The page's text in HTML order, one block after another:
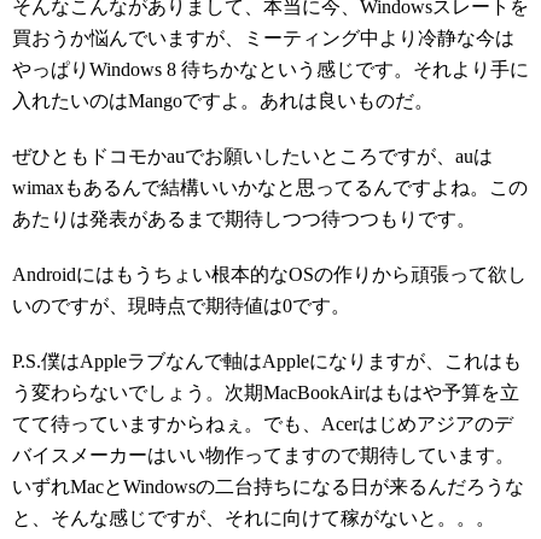
そんなこんながありまして、本当に今、Windowsスレートを
買おうか悩んでいますが、ミーティング中より冷静な今は
やっぱりWindows 8 待ちかなという感じです。それより手に
入れたいのはMangoですよ。あれは良いものだ。
ぜひともドコモかauでお願いしたいところですが、auは
wimaxもあるんで結構いいかなと思ってるんですよね。この
あたりは発表があるまで期待しつつ待つつもりです。
Androidにはもうちょい根本的なOSの作りから頑張って欲し
いのですが、現時点で期待値は0です。
P.S.僕はAppleラブなんで軸はAppleになりますが、これはも
う変わらないでしょう。次期MacBookAirはもはや予算を立
てて待っていますからねぇ。でも、Acerはじめアジアのデ
バイスメーカーはいい物作ってますので期待しています。
いずれMacとWindowsの二台持ちになる日が来るんだろうな
と、そんな感じですが、それに向けて稼がないと。。。